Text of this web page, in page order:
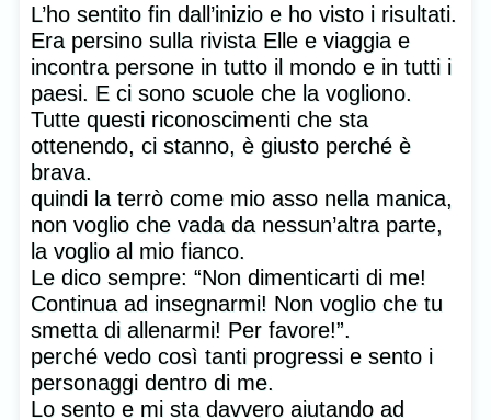
L’ho sentito fin dall’inizio e ho visto i risultati.
Era persino sulla rivista Elle e viaggia e
incontra persone in tutto il mondo e in tutti i
paesi. E ci sono scuole che la vogliono.
Tutte questi riconoscimenti che sta
ottenendo, ci stanno, è giusto perché è
brava.
quindi la terrò come mio asso nella manica,
non voglio che vada da nessun’altra parte,
la voglio al mio fianco.
Le dico sempre: “Non dimenticarti di me!
Continua ad insegnarmi! Non voglio che tu
smetta di allenarmi! Per favore!”.
perché vedo così tanti progressi e sento i
personaggi dentro di me.
Lo sento e mi sta davvero aiutando ad